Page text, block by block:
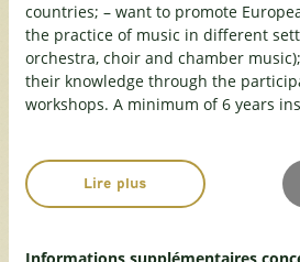
countries; – want to promote
the practice of music in different
orchestra, choir and chamber
their knowledge through the
workshops. A minimum of 6 years
Lire plus